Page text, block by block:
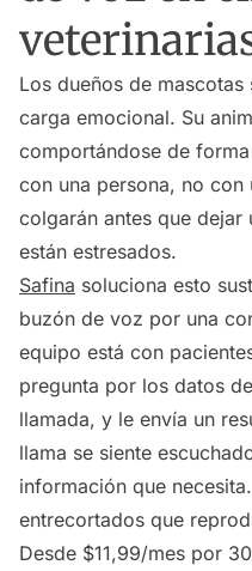
Los dueños de
carga emocional. Su
comportándose de
con una persona, no con
colgarán antes que dejar
están estresados.
Safina soluciona esto
buzón de voz por una
equipo está con
pregunta por los datos
llamada, y le envía un
llama se siente
información que
entrecortados que
Desde $11,99/mes por